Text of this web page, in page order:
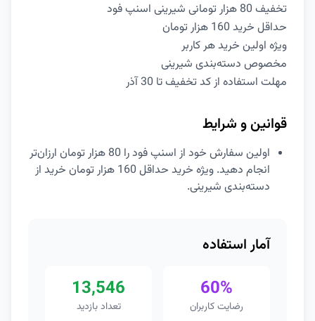
تخفیف 80 هزار تومانی شیرینی اسنپ فود
حداقل خرید 160 هزار تومان
ویژه اولین خرید هر کاربر
مخصوص دسته‌بندی شیرینی
مهلت استفاده از کد تخفیف تا 30 آذر
قوانین و شرایط
اولین سفارش خود از اسنپ فود را 80 هزار تومان ارزان‌تر
انجام دهید. ویژه خرید حداقل 160 هزار تومان خرید از
دسته‌بندی شیرینی.
آمار استفاده
60%
رضایت کاربران
13,546
تعداد بازدید